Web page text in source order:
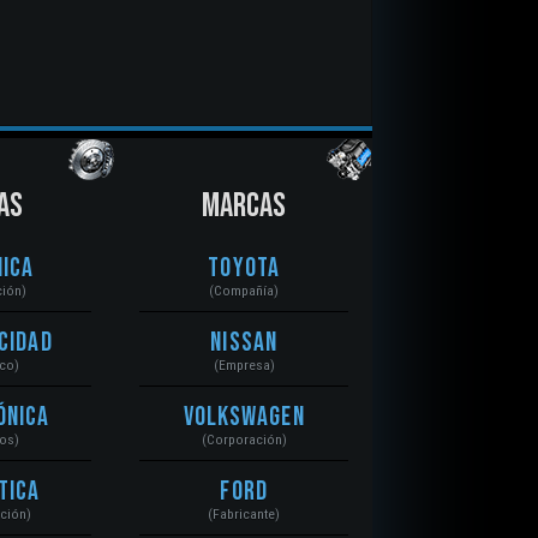
MARCAS
Toyota
(Compañía)
Nissan
(Empresa)
Volkswagen
(Corporación)
Ford
(Fabricante)